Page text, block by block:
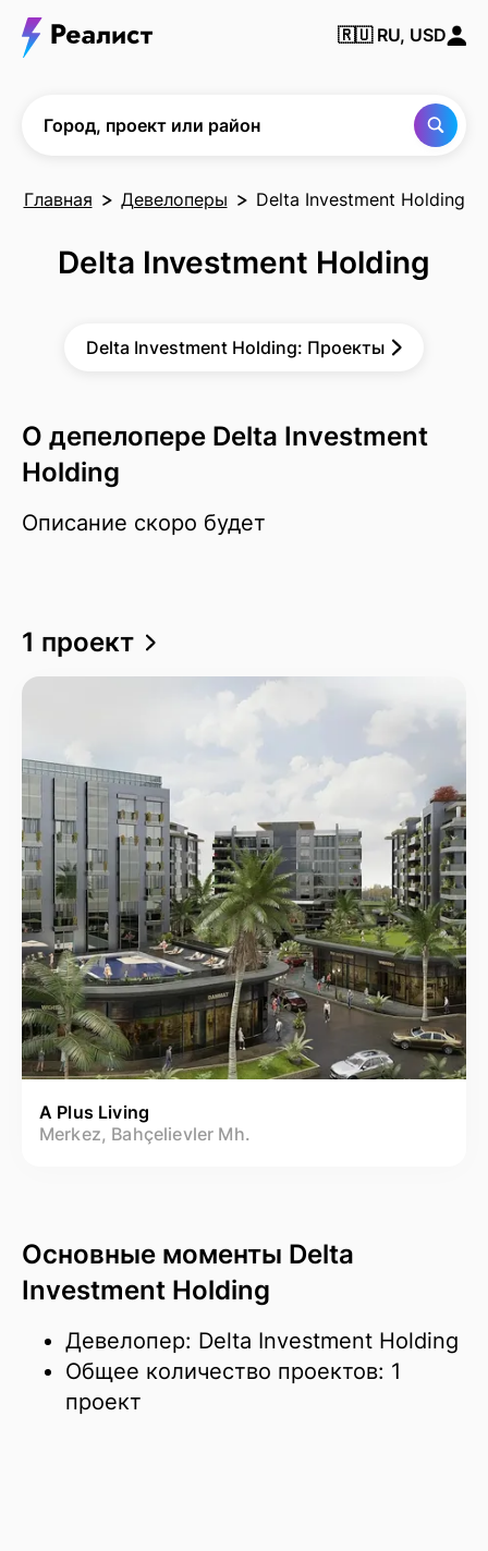
🇷🇺 RU, USD
Город, проект или район
Главная Девелоперы Delta Investment Holding
Delta Investment Holding
Delta Investment Holding: Проекты
О депелопере Delta Investment
Holding
Описание скоро будет
1 проект
A Plus Living
Merkez, Bahçelievler Mh.
Основные моменты Delta
Investment Holding
Девелопер: Delta Investment Holding
Общее количество проектов: 1
проект